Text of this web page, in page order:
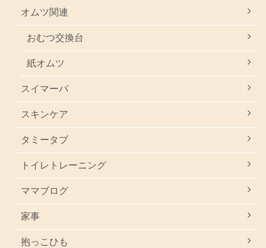
オムツ関連
おむつ交換台
紙オムツ
スイマーバ
スキンケア
タミータブ
トイレトレーニング
ママブログ
家事
抱っこひも